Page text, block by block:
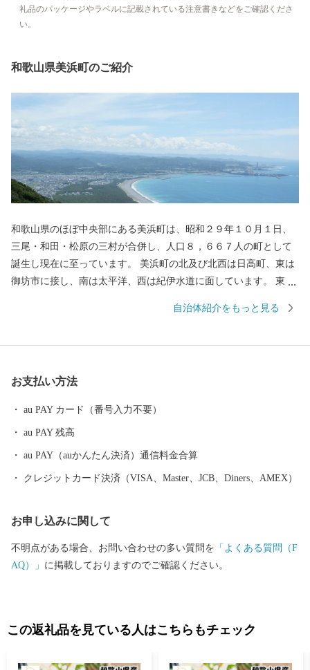
礼品のパッケージやラベルに記載されている注意書きなどをご確認くださ
い。
和歌山県美浜町のご紹介
和歌山県のほぼ中央部にある美浜町は、昭和２９年１０月１日、
三尾・和田・松原の三村が合併し、人口８，６６７人の町として
誕生し現在に至っています。 美浜町の北及び北西は日高町、東は
御坊市に接し、南は太平洋、西は紀伊水道に面しています。 東西
平方キロメートルの町で、面積では和歌山県下で二番目に狭い町
く受けています。 太平洋に面する砂州海岸には、全長約４．５キ
ロメートル、幅は広い所で約５００メートルの近畿最大の松林
自治体紹介をもっと見る
お支払い方法
au PAY カード（番号入力不要）
au PAY 残高
au PAY（auかんたん決済）通信料金合算
クレジットカード決済（VISA、Master、JCB、Diners、AMEX）
お申し込みに関して
不明点がある場合、お問い合わせの多い質問を 「よくある質問（F
AQ）」 に掲載しておりますのでご確認ください。
この返礼品を見ている人はこちらもチェック